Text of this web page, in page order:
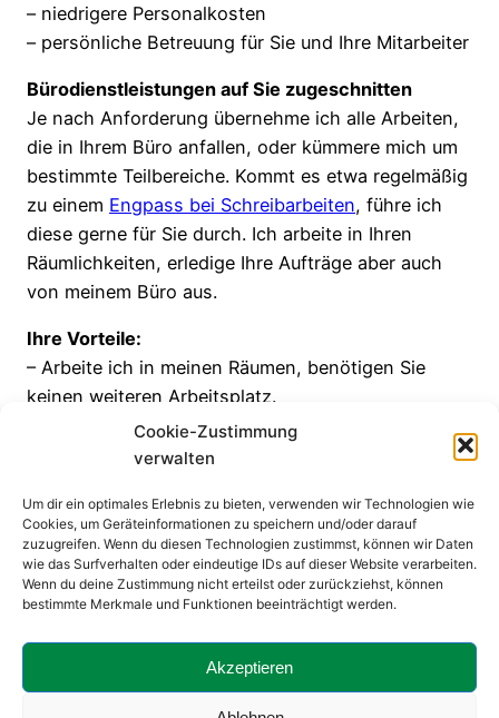
Cookie-Zustimmung
verwalten
Um dir ein optimales Erlebnis zu bieten, verwenden wir Technologien wie
Cookies, um Geräteinformationen zu speichern und/oder darauf
zuzugreifen. Wenn du diesen Technologien zustimmst, können wir Daten
wie das Surfverhalten oder eindeutige IDs auf dieser Website verarbeiten.
Wenn du deine Zustimmung nicht erteilst oder zurückziehst, können
bestimmte Merkmale und Funktionen beeinträchtigt werden.
Akzeptieren
– niedrigere Personalkosten
– persönliche Betreuung für Sie und Ihre Mitarbeiter
Bürodienstleistungen auf Sie zugeschnitten
Je nach Anforderung übernehme ich alle Arbeiten,
die in Ihrem Büro anfallen, oder kümmere mich um
bestimmte Teilbereiche. Kommt es etwa regelmäßig
zu einem Engpass bei Schreibarbeiten, führe ich
diese gerne für Sie durch. Ich arbeite in Ihren
Räumlichkeiten, erledige Ihre Aufträge aber auch
von meinem Büro aus.
Ihre Vorteile:
– Arbeite ich in meinen Räumen, benötigen Sie
keinen weiteren Arbeitsplatz.
– Ihre Mitarbeiter haben Zeit, sich um ihre
Kernbereiche zu kümmern.
sind für Ihr Unternehmen kein Problem mehr.
Rufen Sie mich an oder schreiben Sie mir eine E-
Mail, ich bin gerne für Sie da!
Mobil: 0175 579 05 96 • E-Mail:
clever.de